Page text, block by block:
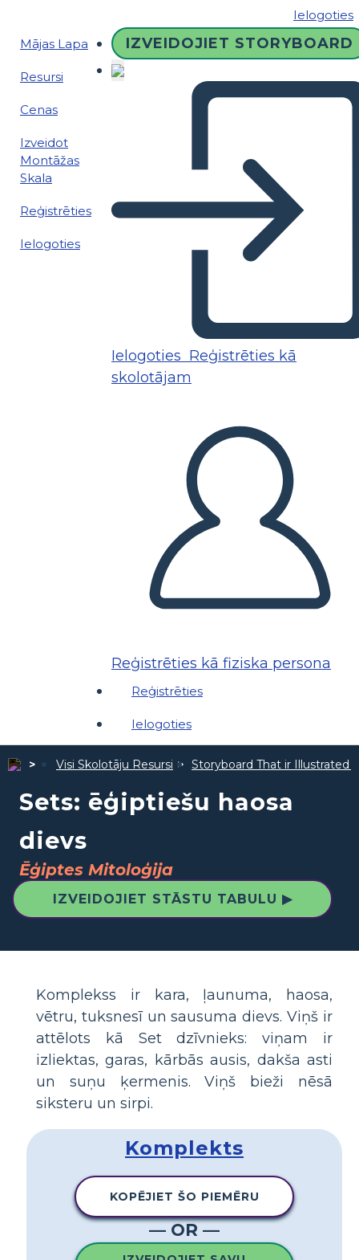
Ielogoties
Mājas Lapa
Resursi
Cenas
Izveidot
Montāžas
Skala
Reģistrēties
Ielogoties
IZVEIDOJIET STORYBOARD
Ielogoties Reģistrēties kā
skolotājam
Reģistrēties kā fiziska persona
Reģistrēties
Ielogoties
Visi Skolotāju Resursi Storyboard That ir Illustrated
Sets: ēģiptiešu haosa
dievs
Ēģiptes Mitoloģija
IZVEIDOJIET STĀSTU TABULU ▶
Komplekss ir kara, ļaunuma, haosa,
vētru, tuksnesī un sausuma dievs. Viņš ir
attēlots kā Set dzīvnieks: viņam ir
izliektas, garas, kārbās ausis, dakša asti
un suņu ķermenis. Viņš bieži nēsā
siksteru un sirpi.
Komplekts
KOPĒJIET ŠO PIEMĒRU
— OR —